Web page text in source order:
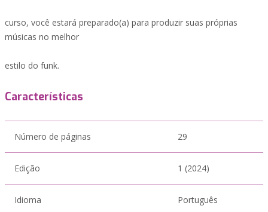
curso, você estará preparado(a) para produzir suas próprias
músicas no melhor
estilo do funk.
Características
Número de páginas 29
Edição 1 (2024)
Idioma Português